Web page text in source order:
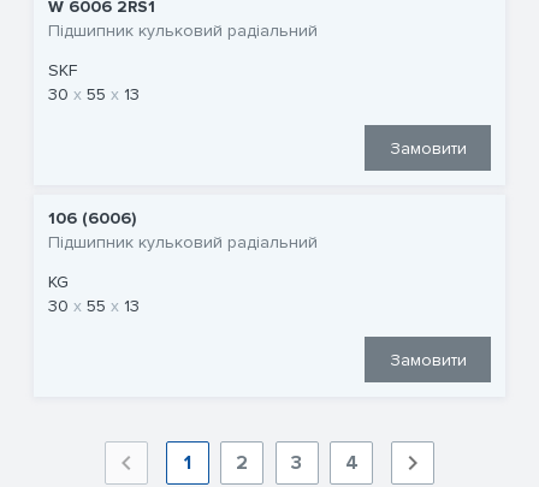
W 6006 2RS1
Підшипник кульковий радіальний
SKF
30
55 13
Замовити
106 (6006)
Підшипник кульковий радіальний
KG
30
55 13
Замовити
1 2 3 4